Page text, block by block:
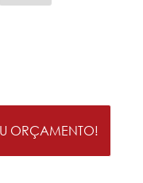
ORÇAMENTO!